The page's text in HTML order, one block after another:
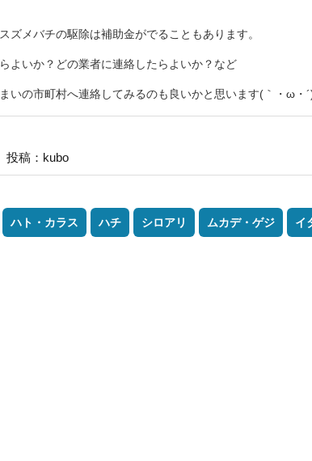
ズメバチの駆除は補助金がでることもあります。
よいか？どの業者に連絡したらよいか？など
いの市町村へ連絡してみるのも良いかと思います(｀・ω・´)
投稿：kubo
ハト・カラス ハチ シロアリ ムカデ・ゲジ イ